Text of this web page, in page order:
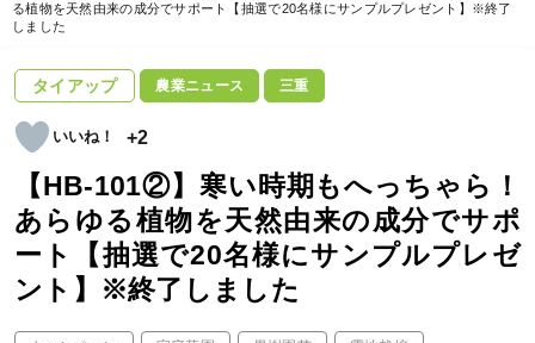
る植物を天然由来の成分でサポート【抽選で20名様にサンプルプレゼント】※終了
しました
タイアップ 農業ニュース 三重
+2
【HB-101②】寒い時期もへっちゃら！
あらゆる植物を天然由来の成分でサポ
ート【抽選で20名様にサンプルプレゼ
ント】※終了しました